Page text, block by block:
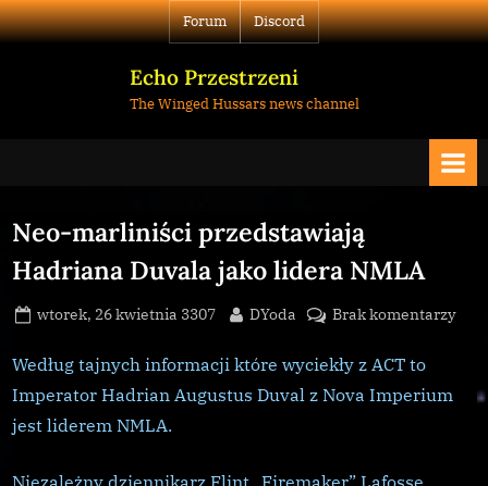
Skip
to
Forum Discord
Echo Przestrzeni
The Winged Hussars news channel
Neo-marliniści przedstawiają
Hadriana Duvala jako lidera NMLA
Posted
wtorek, 26 kwietnia 3307 By
DYoda Brak komentarzydo
Według tajnych informacji które wyciekły z ACT to
Imperator Hadrian Augustus Duval z Nova Imperium
jest liderem NMLA.